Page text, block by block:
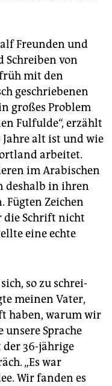
Freunden und
Schreiben von
mit den
geschriebenen
großes Problem
Fulfulde“, erzählt
Jahre alt ist und wie
arbeitet.
im Arabischen
deshalb in ihren
Fügten Zeichen
die Schrift nicht
eine echte
so zu schrei­
meinen Vater,
haben, warum wir
Sprache
der 36-jährige
„Es war
Wir fanden es